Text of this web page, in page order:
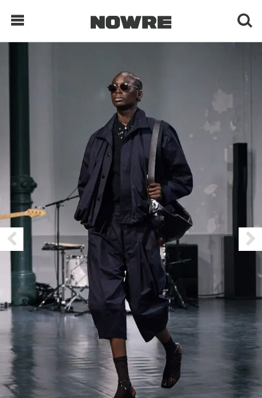
每日鲜榨
现客视点
每日栏目
时 尚
球 鞋
生 活
科 技
关于我们 联系我们